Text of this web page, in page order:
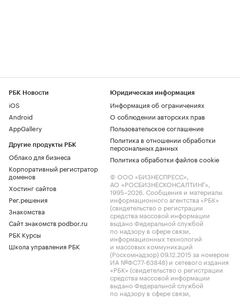
РБК Новости
iOS
Android
AppGallery
Другие продукты РБК
Облако для бизнеса
Корпоративный регистратор
доменов
Хостинг сайтов
Рег.решения
Знакомства
Сайт знакомств podbor.ru
РБК Курсы
Школа управления РБК
Юридическая информация
Информация об ограничениях
О соблюдении авторских прав
Пользовательское соглашение
Политика в отношении обработки
персональных данных
Политика обработки файлов cookie
© ООО «БИЗНЕСПРЕСС»,
АО «РОСБИЗНЕСКОНСАЛТИНГ»,
1995–2026. Сообщения и материалы
информационного агентства «РБК»
(свидетельство о регистрации
средства массовой информации
выдано Федеральной службой
по надзору в сфере связи,
информационных технологий
и массовых коммуникаций
(Роскомнадзор) 09.12.2015 за номером
ИА №ФС77-63848) и сетевого издания
«РБК» (свидетельство о регистрации
средства массовой информации
выдано Федеральной службой
по надзору в сфере связи,